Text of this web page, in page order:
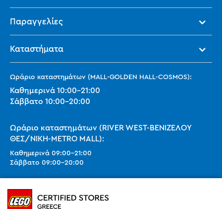
Παραγγελίες
Καταστήματα
Ωράριο καταστημάτων (MALL-GOLDEN HALL-COSMOS):
Καθημερινά 10:00-21:00
Σάββατο 10:00-20:00
Ωράριο καταστημάτων (RIVER WEST-ΒΕΝΙΖΕΛΟΥ
ΘΕΣ/ΝΙΚΗ-METRO MALL):
Καθημερινά 09:00-21:00
Σάββατο 09:00-20:00
Ωράριο καταστημάτων (SMART PARK):
Καθημερινά10:00-21:00
Σάββατο09:00